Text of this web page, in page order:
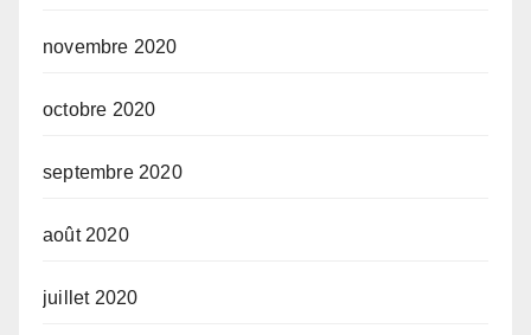
novembre 2020
octobre 2020
septembre 2020
août 2020
juillet 2020